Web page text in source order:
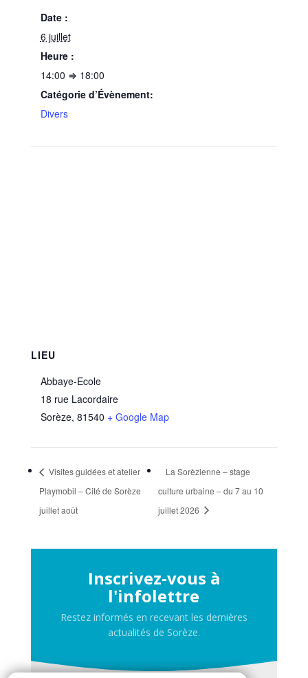
Date :
6 juillet
Heure :
14:00 ⇒ 18:00
Catégorie d’Évènement:
Divers
LIEU
Abbaye-Ecole
18 rue Lacordaire
Sorèze, 81540 + Google Map
Visites guidées et atelier
Playmobil – Cité de Sorèze
juillet août
La Sorèzienne – stage
culture urbaine – du 7 au 10
juillet 2026
Inscrivez-vous à
l'infolettre
Restez informés en recevant les dernières
actualités de Sorèze.